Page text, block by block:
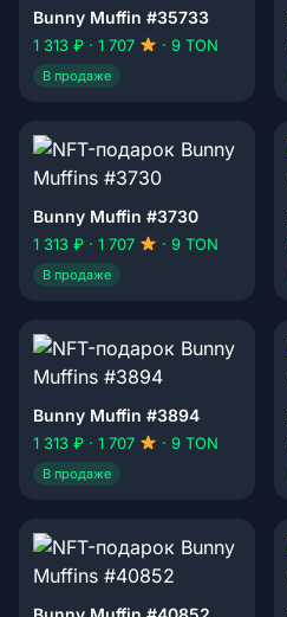
Bunny Muffin #35733
1 313 ₽ · 1 707 · 9 TON
В продаже
Bunny Muffin #3730
1 313 ₽ · 1 707 · 9 TON
В продаже
Bunny Muffin #3894
1 313 ₽ · 1 707 · 9 TON
В продаже